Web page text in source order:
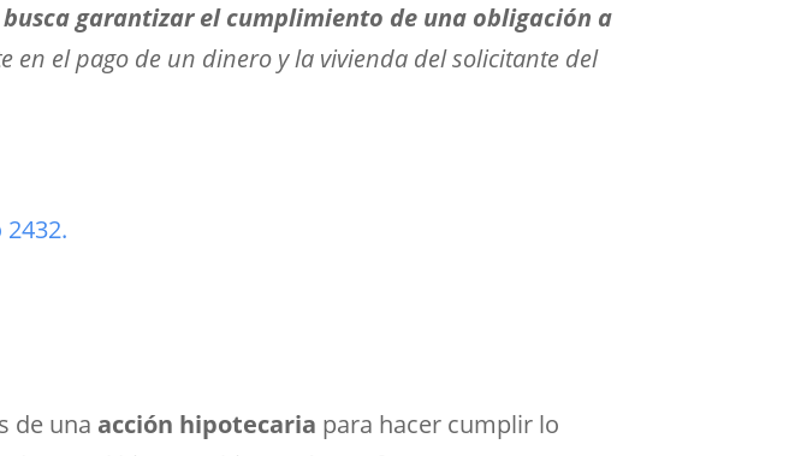
garantizar el cumplimiento de una obligación a
en el pago de un dinero y la vivienda del solicitante del
de una acción hipotecaria para hacer cumplir lo